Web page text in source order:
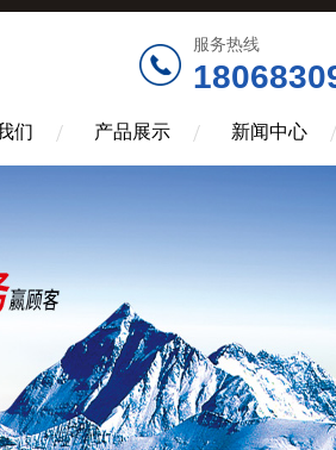
服务热线
们 产品展示 新闻中心